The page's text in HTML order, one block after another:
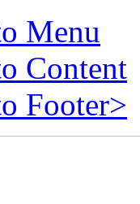
Menu
Content
Footer>